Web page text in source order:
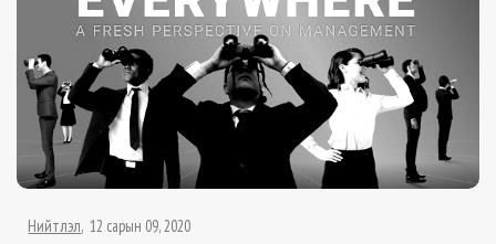
Нийтлэл 12 сарын 09, 2020